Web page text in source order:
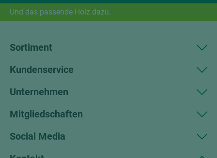
Und das passende Holz dazu.
Sortiment
Kundenservice
Unternehmen
Mitgliedschaften
Social Media